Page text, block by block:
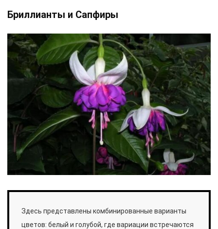
Бриллианты и Сапфиры
Здесь представлены комбинированные варианты
цветов: белый и голубой, где вариации встречаются